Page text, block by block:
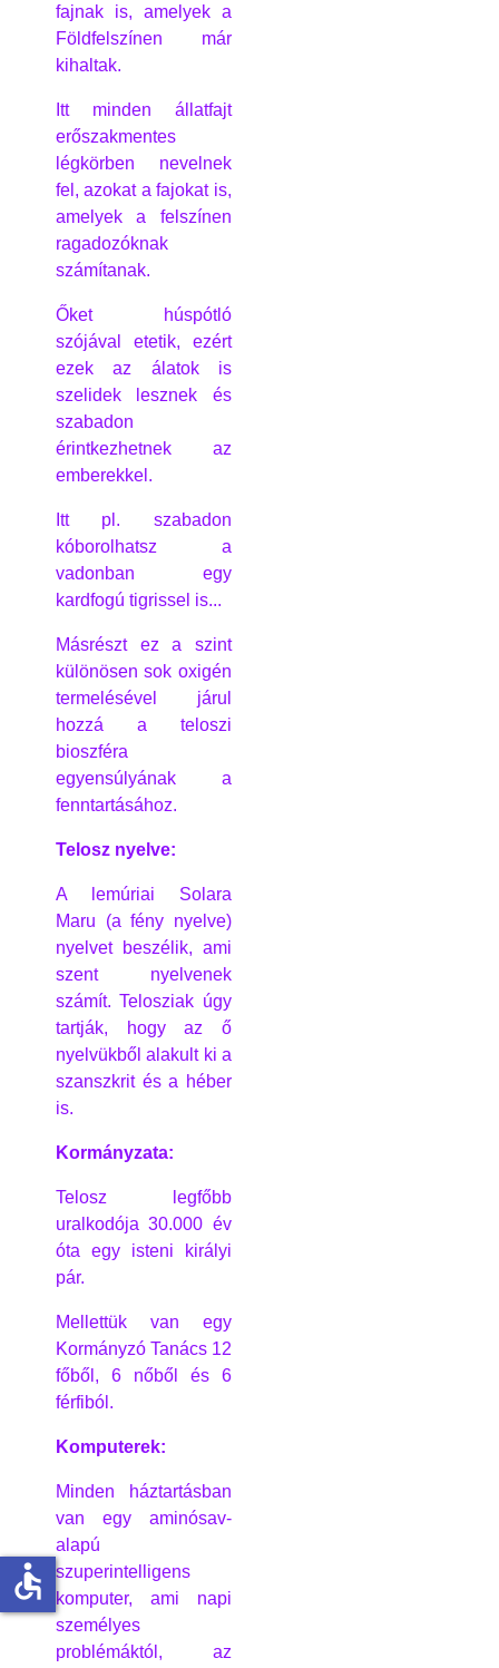
fajnak is, amelyek a
Földfelszínen már
kihaltak.
Itt minden állatfajt
erőszakmentes
légkörben nevelnek
fel, azokat a fajokat is,
amelyek a felszínen
ragadozóknak
számítanak.
Őket húspótló
szójával etetik, ezért
ezek az álatok is
szelidek lesznek és
szabadon
érintkezhetnek az
emberekkel.
Itt pl. szabadon
kóborolhatsz a
vadonban egy
kardfogú tigrissel is...
Másrészt ez a szint
különösen sok oxigén
termelésével járul
hozzá a teloszi
bioszféra
egyensúlyának a
fenntartásához.
Telosz nyelve:
A lemúriai Solara
Maru (a fény nyelve)
nyelvet beszélik, ami
szent nyelvenek
számít. Telosziak úgy
tartják, hogy az ő
nyelvükből alakult ki a
szanszkrit és a héber
is.
Kormányzata:
Telosz legfőbb
uralkodója 30.000 év
óta egy isteni királyi
pár.
Mellettük van egy
Kormányzó Tanács 12
főből, 6 nőből és 6
férfiból.
Komputerek:
Minden háztartásban
van egy aminósav-
alapú
szuperintelligens
komputer, ami napi
személyes
problémáktól, az
accessible